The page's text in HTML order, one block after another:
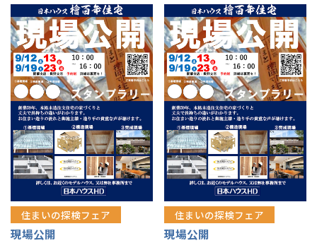
住まいの探検フェア
現場公開
住まいの探検フェア
現場公開